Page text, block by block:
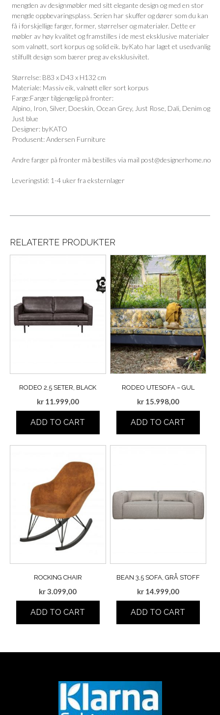
mengden av designmøbler med sitt elegante design og med en stor
mengde oppbevaringsplass. Serien har skuffer og dører som du kan
få i forskjellige farger, former, størrelser og materialer. Dette er
møbler av høy kvalitet og framstilles i de mest eksklusive materialer
som valnøtt, sort korpus og solid eik. byKato har laget et usedvanlig
stilfullt design som bærer preg av eksklusivitet.
Størrelse: B83 x D43 x H132 cm
Materiale: Massiv eik, valnøtt eller sort korpus
Farge:Farger tilgjengelig på fronter:
Alpino, Iron, Silver, Doeskin, Ocean Grey, Just Rose, Dali, Denim og
Just blue
Designer: byKATO
Produsent: Andersen Furniture
Andre farger på fronter må bestilles via mail post@designerhome.no
Leveringstid: 1-4 uker fra eksternlager
RELATERTE PRODUKTER
RODEO 2,5 SETER, BLACK
kr11.999,00
ADD TO CART
RODEO UTESOFA – GUL
kr15.998,00
ADD TO CART
ROCKING CHAIR
kr3.099,00
ADD TO CART
BEAN 3,5 SOFA, GRÅ STOFF
kr14.999,00
ADD TO CART